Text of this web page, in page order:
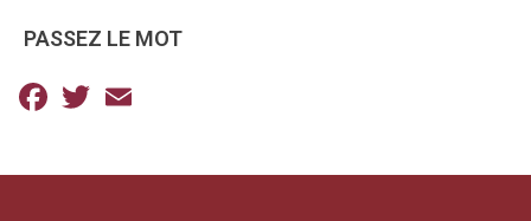
PASSEZ LE MOT
Facebook
Twitter